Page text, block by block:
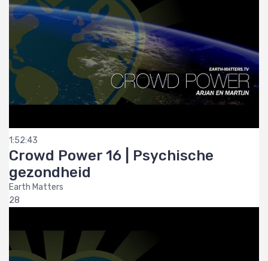
1:52:43
Crowd Power 16 | Psychische
gezondheid
Earth Matters
28